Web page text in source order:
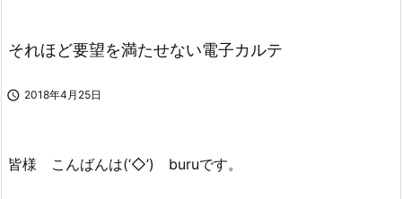
それほど要望を満たせない電子カルテ
 2018年4月25日
皆様 こんばんは(‘◇’)ゞburuです。